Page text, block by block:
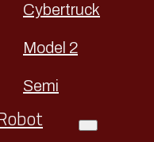
Cybertruck
Model 2
Semi